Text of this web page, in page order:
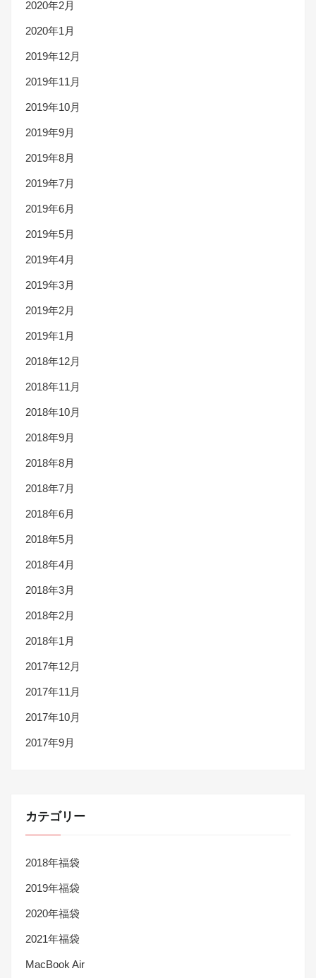
2020年2月
2020年1月
2019年12月
2019年11月
2019年10月
2019年9月
2019年8月
2019年7月
2019年6月
2019年5月
2019年4月
2019年3月
2019年2月
2019年1月
2018年12月
2018年11月
2018年10月
2018年9月
2018年8月
2018年7月
2018年6月
2018年5月
2018年4月
2018年3月
2018年2月
2018年1月
2017年12月
2017年11月
2017年10月
2017年9月
カテゴリー
2018年福袋
2019年福袋
2020年福袋
2021年福袋
MacBook Air